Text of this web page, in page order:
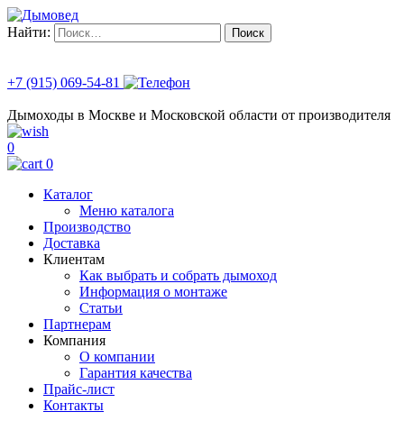
Найти:
+7 (915) 069-54-81
Дымоходы в Москве и Московской области от производителя
0
0
Каталог
Меню каталога
Производство
Доставка
Клиентам
Как выбрать и собрать дымоход
Информация о монтаже
Статьи
Партнерам
Компания
О компании
Гарантия качества
Прайс-лист
Контакты